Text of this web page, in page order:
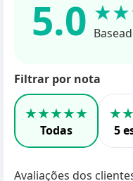
5.0
Filtrar por nota
★★★★★
Todas 5
Avaliações dos